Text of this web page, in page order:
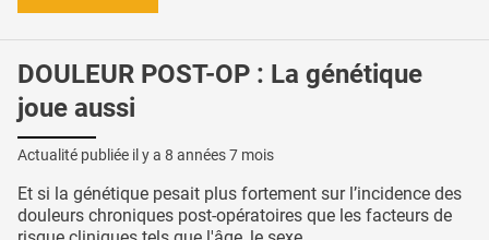
DOULEUR POST-OP : La génétique
joue aussi
Actualité publiée il y a 8 années 7 mois
Et si la génétique pesait plus fortement sur l’incidence des
douleurs chroniques post-opératoires que les facteurs de